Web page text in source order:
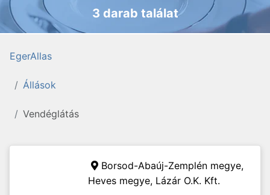
3 darab találat
EgerAllas
Állások
Vendéglátás
Borsod-Abaúj-Zemplén megye,
Heves megye, Lázár O.K. Kft.